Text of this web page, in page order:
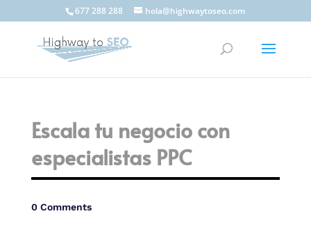
677 288 288 hola@highwaytoseo.com
Escala tu negocio con
especialistas PPC
0 Comments